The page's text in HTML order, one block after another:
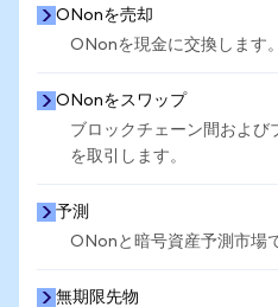
ONonを売却
ONonを現金に交換します。
ONonをスワップ
ブロックチェーン間およ
を取引します。
予測
ONonと暗号資産予測市場
無期限先物